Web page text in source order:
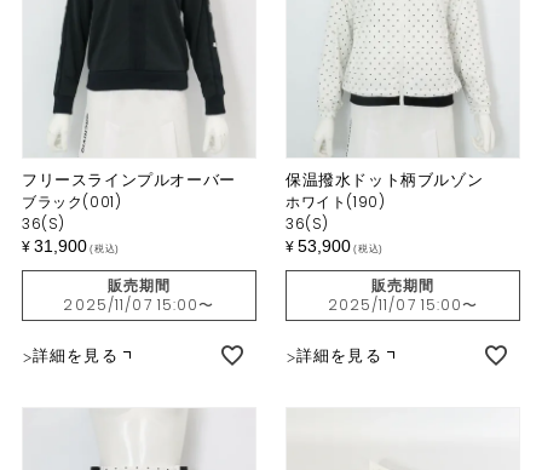
フリースラインプルオーバー
36(S)
ブラック(001)
¥ 31,900 税込
販売期間
2025/11/07 15:00〜
詳細を見る
保温撥水ドット柄ブルゾン
36(S)
ホワイト(190)
¥ 53,900 税込
販売期間
2025/11/07 15:00〜
詳細を見る